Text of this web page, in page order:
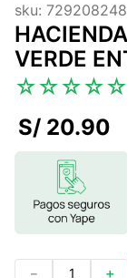
3.
colageno
4.
kefir
5 .
glicinato
stevia
9.
ashwagandha
sku:
VERDE
☆☆☆☆☆
S/ 20.90
＋
－